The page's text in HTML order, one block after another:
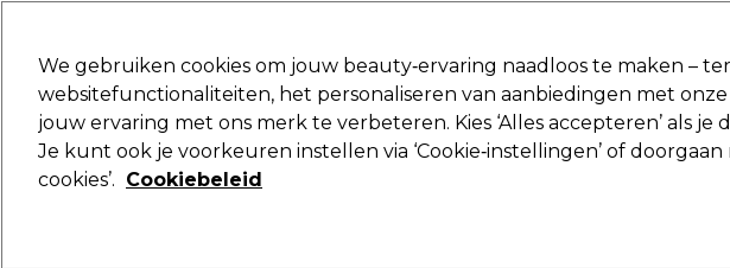
Merken Deals Haar Elektra Beauty Salon
Volgende dag geleverd*
We gebruiken cookies om jouw beauty‑ervaring naadloos te maken –
websitefunctionaliteiten, het personaliseren van aanbiedingen met
jouw ervaring met ons merk te verbeteren. Kies ‘Alles accepteren’ als je
Je kunt ook je voorkeuren instellen via ‘Cookie‑instellingen’ of doorgaan
cookies’. Cookiebeleid